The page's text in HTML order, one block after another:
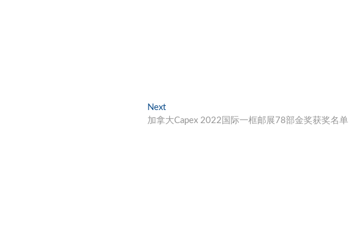
NextNext
post:
加拿大Capex 2022国际一框邮展78部金奖获奖名单